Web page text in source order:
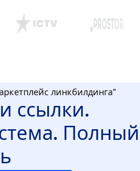
линкбилдинга”
ссылки.
Полный